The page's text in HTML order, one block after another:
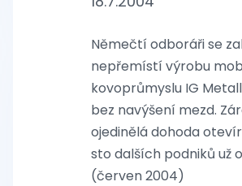
Němečtí odboráři se
nepřemístí výrobu
kovoprůmyslu IG
bez navýšení mezd.
ojedinělá dohoda
sto dalších podniků už
(červen 2004)